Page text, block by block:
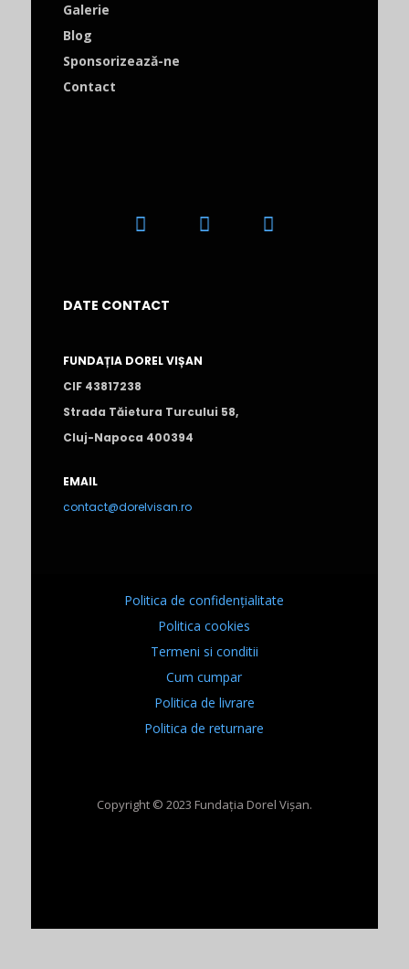
Galerie
Blog
Sponsorizează-ne
Contact
DATE CONTACT
FUNDAȚIA DOREL VIȘAN
CIF 43817238
Strada Tăietura Turcului 58,
Cluj-Napoca 400394
EMAIL
contact@dorelvisan.ro
Politica de confidențialitate
Politica cookies
Termeni si conditii
Cum cumpar
Politica de livrare
Politica de returnare
Copyright © 2023 Fundația Dorel Vișan.